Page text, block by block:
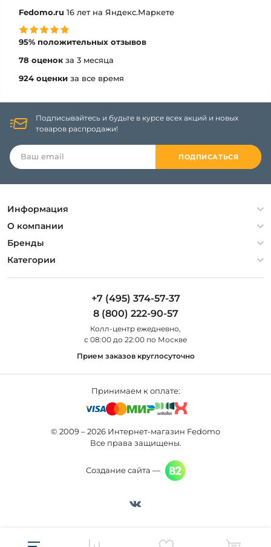
Fedomo.ru 16 лет на Яндекс.Маркете
95% положительных отзывов
78 оценок за 3 месяца
924 оценки за все время
Подписывайтесь и будьте в курсе всех акций и новых
товаров распродажи!
ПОДПИСАТЬСЯ
Информация
Политика конфиденциальности
Гарантия
Оплата и доставка
О компании
О компании
Контакты
Бренды
Artelamp
Категории
Люстры
Уличные светильники
+7 (495) 374-57-37
8 (800) 222-90-57
Колл-центр eжедневно,
с 08:00 до 22:00 по Москве
Прием заказов круглосуточно
Принимаем к оплате:
© 2009 – 2026 Интернет-магазин Fedomo
Все права защищены.
Создание сайта —